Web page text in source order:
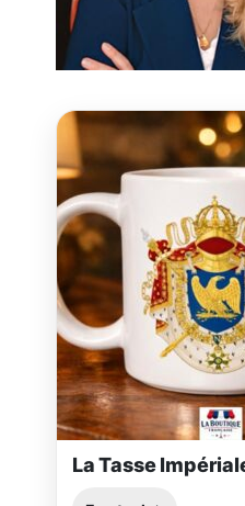
La Tasse